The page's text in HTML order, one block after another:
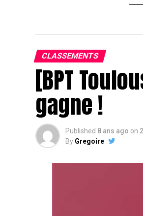
CLASSEMENTS
[BPT
gagne !
Published 8 ans ago on
By Gregoire